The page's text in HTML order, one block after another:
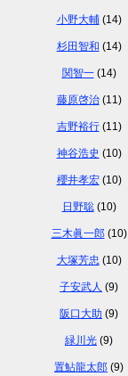
小野大輔(14)
杉田智和 (14)
関智一(14)
藤原啓治(11)
吉野裕行(11)
神谷浩史 (10)
櫻井孝宏(10)
日野聡(10)
三木眞一郎(10)
大塚芳忠 (10)
子安武人 (9)
阪口大助 (9)
緑川光 (9)
置鮎龍太郎 (9)